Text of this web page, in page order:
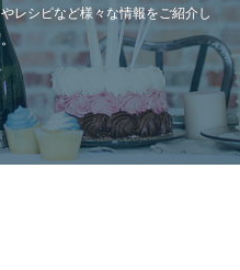
レシピなど様々な情報をご紹介し